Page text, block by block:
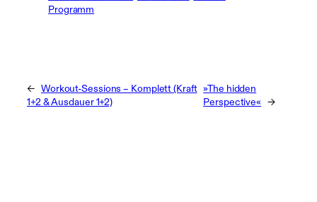
Programm
← Workout-Sessions – Komplett (Kraft
1+2 & Ausdauer 1+2)
»The hidden
Perspective« →